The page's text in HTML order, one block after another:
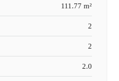
111.77 m²
2
2
2.0